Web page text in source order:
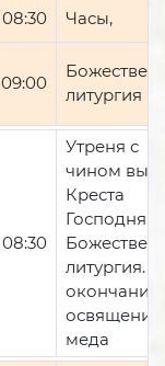
08:30 Часы,
09:00
литургия
08:30
Утреня с
чином
Креста
Господня,
литургия.
окончании
освящение
меда